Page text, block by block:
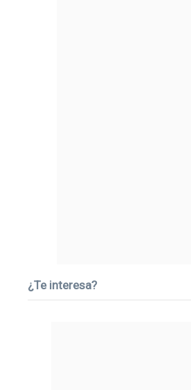
¿Te interesa?